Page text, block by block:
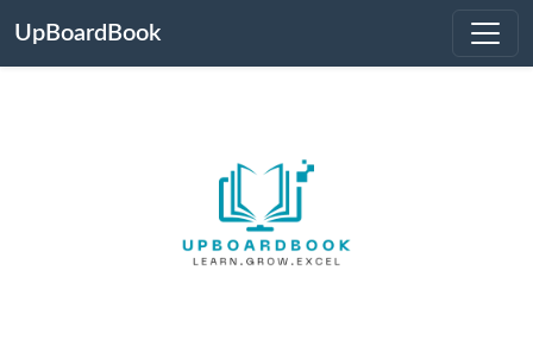
UpBoardBook